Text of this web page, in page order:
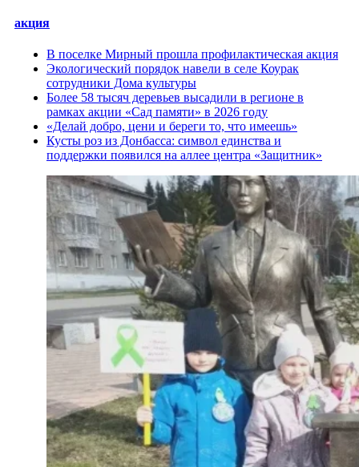
акция
В поселке Мирный прошла профилактическая акция
Экологический порядок навели в селе Коурак
сотрудники Дома культуры
Более 58 тысяч деревьев высадили в регионе в
рамках акции «Сад памяти» в 2026 году
«Делай добро, цени и береги то, что имеешь»
Кусты роз из Донбасса: символ единства и
поддержки появился на аллее центра «Защитник»